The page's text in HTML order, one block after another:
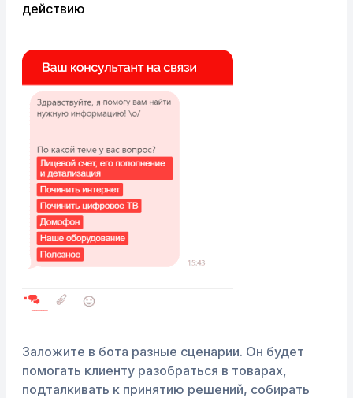
действию
Заложите в бота разные сценарии. Он будет
помогать клиенту разобраться в товарах,
подталкивать к принятию решений, собирать